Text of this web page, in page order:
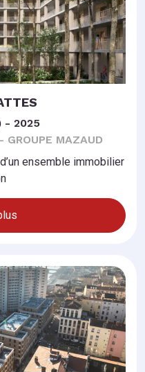
- 2025
GROUPE MAZAUD
ensemble immobilier